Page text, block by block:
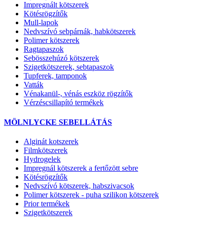
Impregnált kötszerek
Kötésrögzítők
Mull-lapok
Nedvszívó sebpárnák, habkötszerek
Polimer kötszerek
Ragtapaszok
Sebösszehúzó kötszerek
Szigetkötszerek, sebtapaszok
Tupferek, tamponok
Vatták
Vénakanül-, vénás eszköz rögzítők
Vérzéscsillapító termékek
MÖLNLYCKE SEBELLÁTÁS
Alginát kotszerek
Filmkötszerek
Hydrogelek
Impregnál kötszerek a fertőzött sebre
Kötésrögzítők
Nedvszívó kötszerek, habszivacsok
Polimer kötszerek - puha szilikon kötszerek
Prior termékek
Szigetkötszerek